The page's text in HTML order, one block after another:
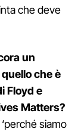
che deve
un
che è
Floyd e
Matters?
siamo